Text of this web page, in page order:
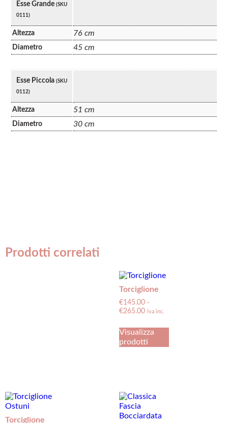
Esse Grande (SKU
0111)
Altezza 76 cm
Diametro 45 cm
Esse Piccola (SKU
0112)
Altezza 51 cm
Diametro 30 cm
Prodotti correlati
Torciglione
€145.00 -
€265.00 iva inc.
Visualizza
prodotti
Torciglione